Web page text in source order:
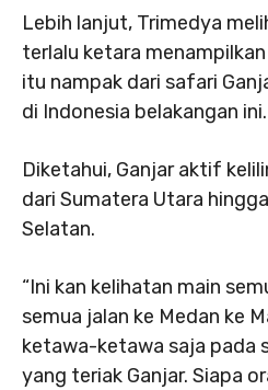
Lebih lanjut, Trimedya
terlalu ketara
itu nampak dari safari
di Indonesia belakangan ini.
Diketahui, Ganjar aktif
dari Sumatera Utara
Selatan.
“Ini kan kelihatan main
semua jalan ke Medan ke
ketawa-ketawa saja pada
yang teriak Ganjar. Siapa